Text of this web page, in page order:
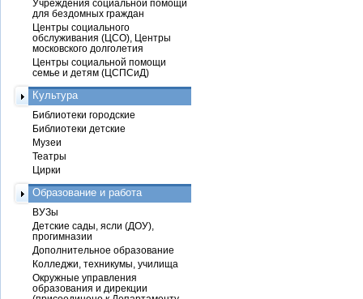
Учреждения социальной помощи
для бездомных граждан
Центры социального
обслуживания (ЦСО), Центры
московского долголетия
Центры социальной помощи
семье и детям (ЦСПСиД)
Культура
Библиотеки городские
Библиотеки детские
Музеи
Театры
Цирки
Образование и работа
ВУЗы
Детские сады, ясли (ДОУ),
прогимназии
Дополнительное образование
Колледжи, техникумы, училища
Окружные управления
образования и дирекции